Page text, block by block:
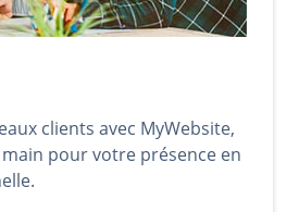
clients avec MyWebsite,
pour votre présence en